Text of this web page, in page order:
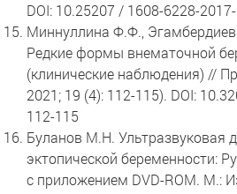
DOI: 10.25207 / 1608-6228-
Миннуллина Ф.Ф.,
Редкие формы внематочной
(клинические наблюдения) //
2021; 19 (4): 112-115). DOI:
112-115
Буланов М.Н. Ультразвуковая
эктопической беременности:
с приложением DVD-ROM. М.: